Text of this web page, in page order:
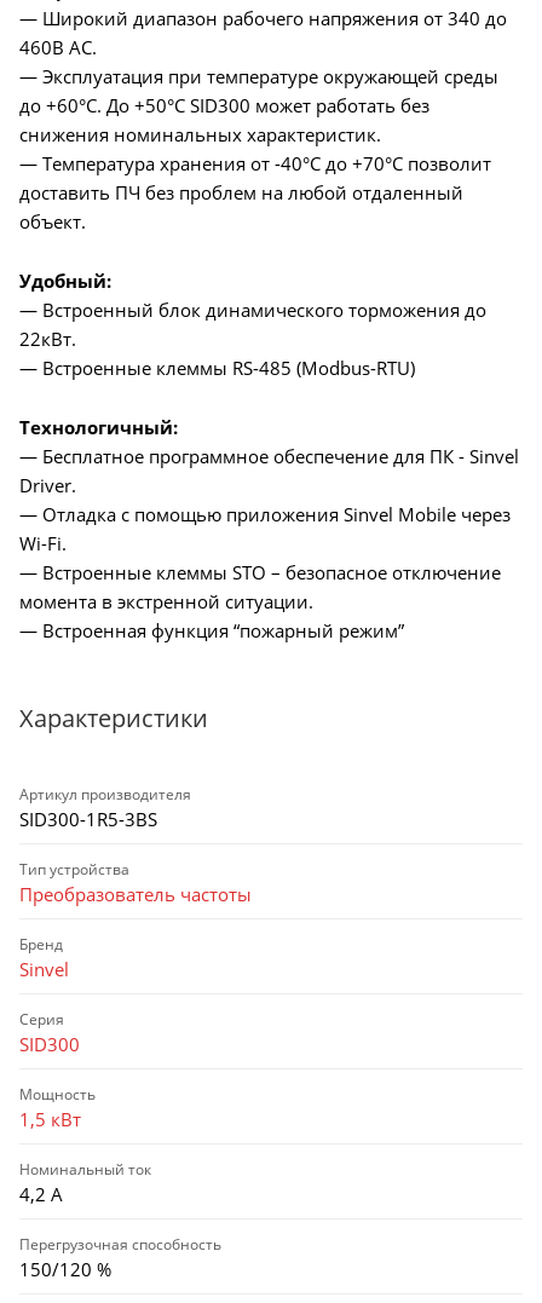
— Широкий диапазон рабочего напряжения от 340 до
460В AC.
— Эксплуатация при температуре окружающей среды
до +60°C. До +50°C SID300 может работать без
снижения номинальных характеристик.
— Температура хранения от -40°C до +70°C позволит
доставить ПЧ без проблем на любой отдаленный
объект.
Удобный:
— Встроенный блок динамического торможения до
22кВт.
— Встроенные клеммы RS-485 (Modbus-RTU)
Технологичный:
— Бесплатное программное обеспечение для ПК - Sinvel
Driver.
— Отладка с помощью приложения Sinvel Mobile через
Wi-Fi.
— Встроенные клеммы STO – безопасное отключение
момента в экстренной ситуации.
— Встроенная функция “пожарный режим”
Характеристики
Артикул производителя
SID300-1R5-3BS
Тип устройства
Преобразователь частоты
Бренд
Sinvel
Серия
SID300
Мощность
1,5 кВт
Номинальный ток
4,2 А
Перегрузочная способность
150/120 %